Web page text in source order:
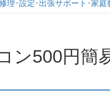
理･設定･出張サポート･家庭
ン500円簡